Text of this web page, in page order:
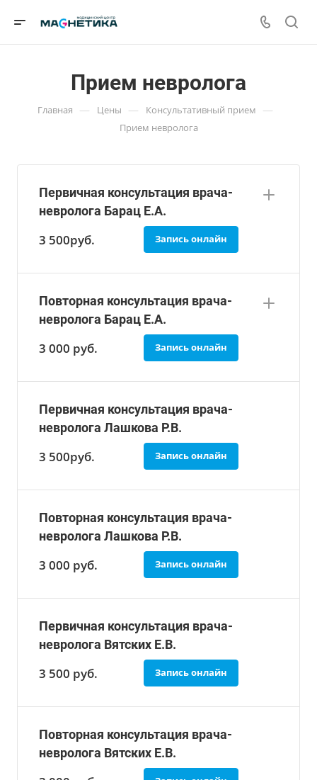
Прием невролога
Главная — Цены — Консультативный прием —
Прием невролога
Первичная консультация врача-
невролога Барац Е.А.
3 500руб. Запись онлайн
Повторная консультация врача-
невролога Барац Е.А.
3 000 руб. Запись онлайн
Первичная консультация врача-
невролога Лашкова Р.В.
3 500руб. Запись онлайн
Повторная консультация врача-
невролога Лашкова Р.В.
3 000 руб. Запись онлайн
Первичная консультация врача-
невролога Вятских Е.В.
3 500 руб. Запись онлайн
Повторная консультация врача-
невролога Вятских Е.В.